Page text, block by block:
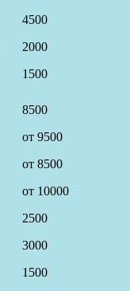
4500
2000
1500
8500
от 9500
от 8500
от 10000
2500
3000
1500